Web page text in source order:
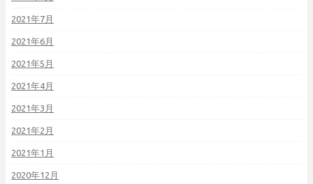
2021年7月
2021年6月
2021年5月
2021年4月
2021年3月
2021年2月
2021年1月
2020年12月